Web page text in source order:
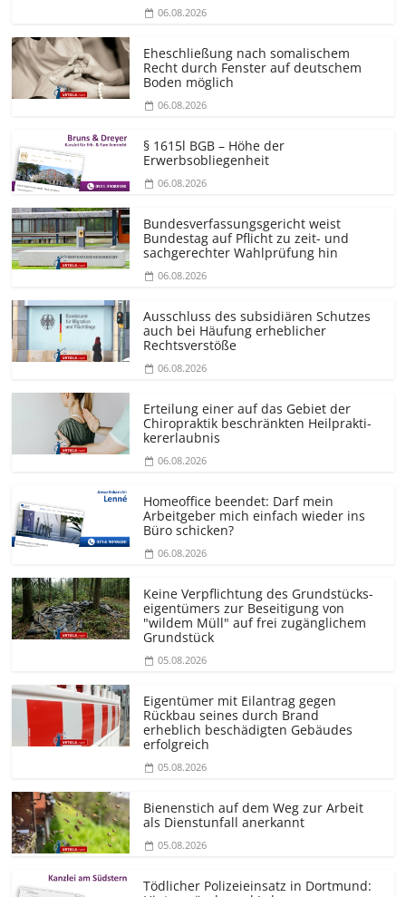
06.08.2026
Eheschließung nach somalischem
Recht durch Fenster auf deutschem
Boden möglich
06.08.2026
§ 1615l BGB – Höhe der
Erwerbsobliegenheit
06.08.2026
Bundesver­fassungsgericht weist
Bundestag auf Pflicht zu zeit- und
sachgerechter Wahlprüfung hin
06.08.2026
Ausschluss des subsidiären Schutzes
auch bei Häufung erheblicher
Rechtsverstöße
06.08.2026
Erteilung einer auf das Gebiet der
Chiropraktik beschränkten Heilprakti­
kererlaubnis
06.08.2026
Homeoffice beendet: Darf mein
Arbeitgeber mich einfach wieder ins
Büro schicken?
06.08.2026
Keine Verpflichtung des Grundstücks­
eigentümers zur Beseitigung von
"wildem Müll" auf frei zugänglichem
Grundstück
05.08.2026
Eigentümer mit Eilantrag gegen
Rückbau seines durch Brand
erheblich beschädigten Gebäudes
erfolgreich
05.08.2026
Bienenstich auf dem Weg zur Arbeit
als Dienstunfall anerkannt
05.08.2026
Tödlicher Polizeieinsatz in Dortmund: